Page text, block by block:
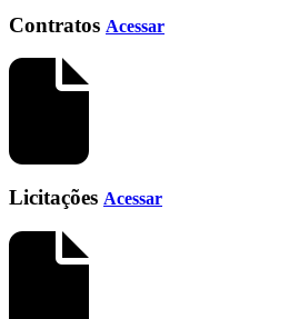
Contratos Acessar
Licitações Acessar